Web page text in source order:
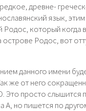
древне-
язык,
Родос, который когда
Родос, вот
данного имени
же от него
Это просто слышится
А, но пишется по